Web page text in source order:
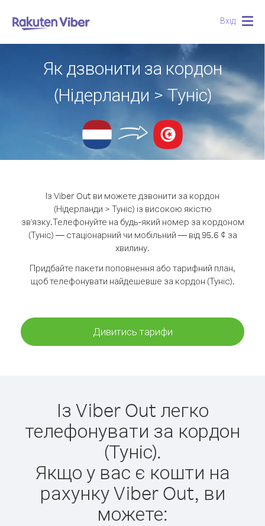
Вхід
Як дзвонити за кордон
(Нідерланди > Туніс)
Із Viber Out ви можете дзвонити за кордон
(Нідерланди > Туніс) із високою якістю
зв'язку.Телефонуйте на будь-який номер за кордоном
(Туніс) — стаціонарний чи мобільний — від 95.6 ¢ за
хвилину.
Придбайте пакети поповнення або тарифний план,
щоб телефонувати найдешевше за кордон (Туніс).
Дивитись тарифи
Із Viber Out легко
телефонувати за кордон
(Туніс).
Якщо у вас є кошти на
рахунку Viber Out, ви
можете: